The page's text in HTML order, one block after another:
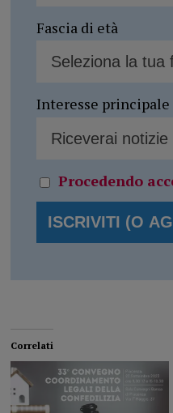
Fascia di età
Interesse principale
Procedendo
Correlati